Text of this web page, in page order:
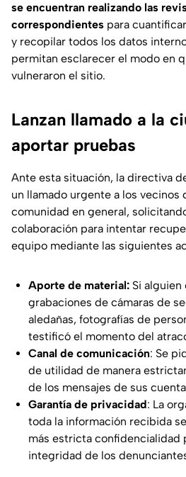
se encuentran realizando las
correspondientes para
y recopilar todos los datos
permitan esclarecer el modo en
vulneraron el sitio.
Lanzan llamado a la
aportar pruebas
Ante esta situación, la directiva
un llamado urgente a los vecinos
comunidad en general,
colaboración para intentar
equipo mediante las siguientes
Aporte de material: Si alguien
grabaciones de cámaras de
aledañas, fotografías de
testificó el momento del
Canal de comunicación: Se
de utilidad de manera
de los mensajes de sus
Garantía de privacidad: La
toda la información recibida
más estricta confidencialidad
integridad de los